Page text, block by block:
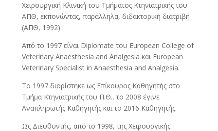
Χειρουργική Κλινική του Τμήματος Κτηνιατρικής του
ΑΠΘ, εκπονώντας, παράλληλα, διδακτορική διατριβή
(ΑΠΘ, 1992).
Από το 1997 είναιDiplomate του European College of
Veterinary Anaesthesia and Analgesia καιEuropean
Veterinary Specialist in Anaesthesia and Analgesia.
Το 1997 διορίστηκε ως Επίκουρος Καθηγητής στο
Τμήμα Κτηνιατρικής του Π.Θ., το 2008 έγινε
Αναπληρωτής Καθηγητής και το 2016 Καθηγητής.
Ως Διευθυντής, από το 1998, της Χειρουργικής